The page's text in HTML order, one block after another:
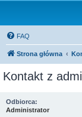
FAQ
Strona główna
Kontakt z
Odbiorca:
Administrator